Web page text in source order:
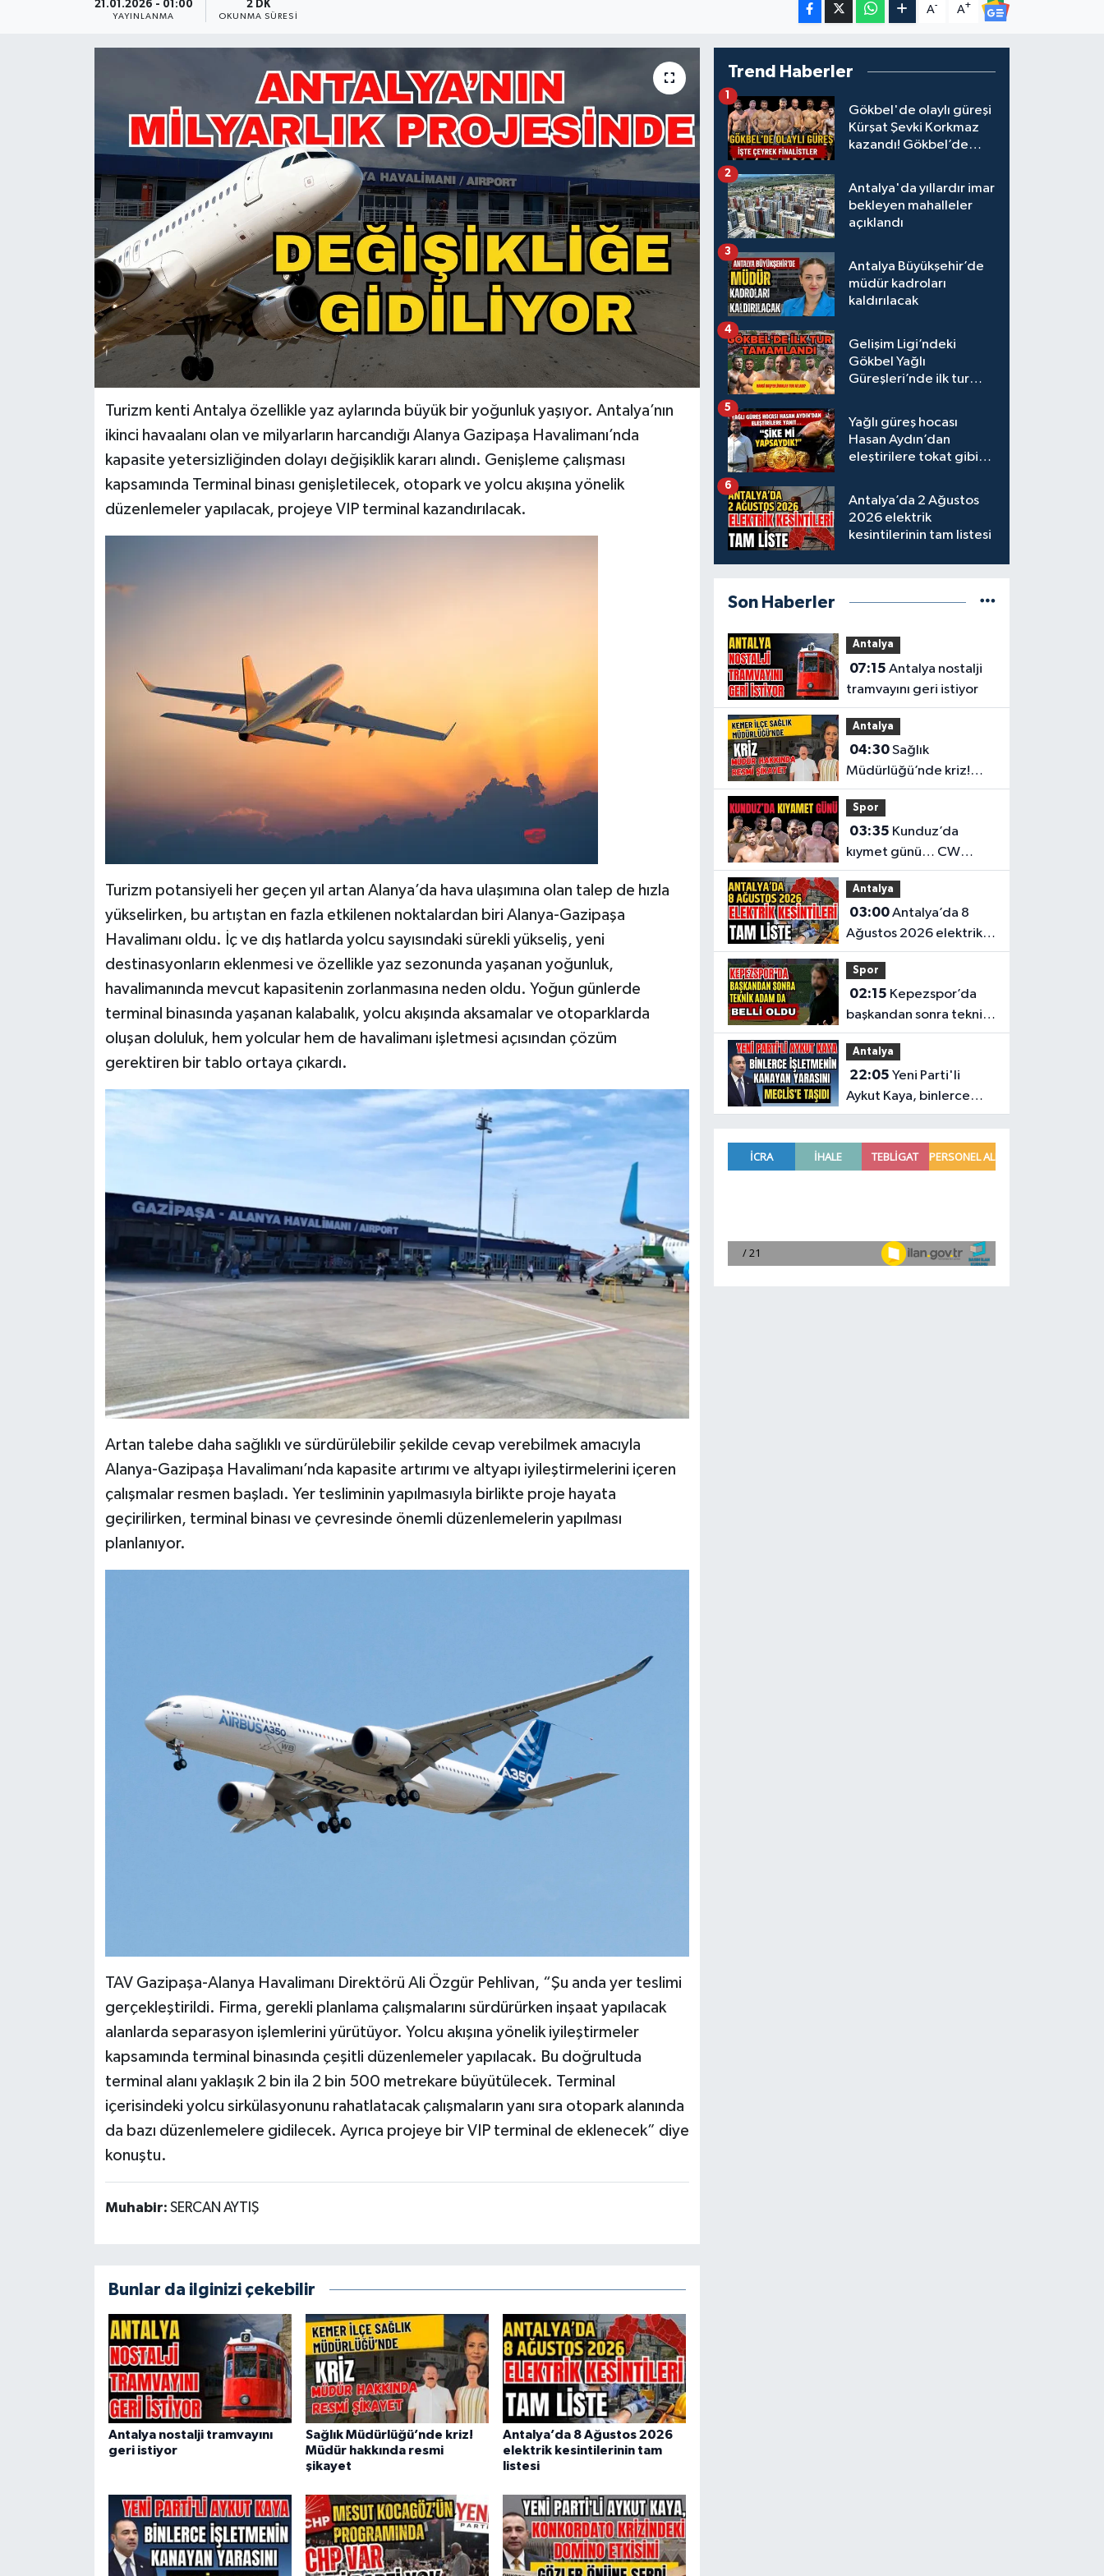
21.01.2026 - 01:00
YAYINLANMA
2 DK
OKUNMA SÜRESI
A- A+
Turizm kenti Antalya özellikle yaz aylarında büyük bir yoğunluk yaşıyor. Antalya’nın
ikinci havaalanı olan ve milyarların harcandığı Alanya Gazipaşa Havalimanı’nda
kapasite yetersizliğinden dolayı değişiklik kararı alındı. Genişleme çalışması
kapsamında Terminal binası genişletilecek, otopark ve yolcu akışına yönelik
düzenlemeler yapılacak, projeye VIP terminal kazandırılacak.
Turizm potansiyeli her geçen yıl artan Alanya’da hava ulaşımına olan talep de hızla
yükselirken, bu artıştan en fazla etkilenen noktalardan biri Alanya-Gazipaşa
Havalimanı oldu. İç ve dış hatlarda yolcu sayısındaki sürekli yükseliş, yeni
destinasyonların eklenmesi ve özellikle yaz sezonunda yaşanan yoğunluk,
havalimanında mevcut kapasitenin zorlanmasına neden oldu. Yoğun günlerde
terminal binasında yaşanan kalabalık, yolcu akışında aksamalar ve otoparklarda
oluşan doluluk, hem yolcular hem de havalimanı işletmesi açısından çözüm
gerektiren bir tablo ortaya çıkardı.
Artan talebe daha sağlıklı ve sürdürülebilir şekilde cevap verebilmek amacıyla
Alanya-Gazipaşa Havalimanı’nda kapasite artırımı ve altyapı iyileştirmelerini içeren
çalışmalar resmen başladı. Yer tesliminin yapılmasıyla birlikte proje hayata
geçirilirken, terminal binası ve çevresinde önemli düzenlemelerin yapılması
planlanıyor.
TAV Gazipaşa-Alanya Havalimanı Direktörü Ali Özgür Pehlivan, “Şu anda yer teslimi
gerçekleştirildi. Firma, gerekli planlama çalışmalarını sürdürürken inşaat yapılacak
alanlarda separasyon işlemlerini yürütüyor. Yolcu akışına yönelik iyileştirmeler
kapsamında terminal binasında çeşitli düzenlemeler yapılacak. Bu doğrultuda
terminal alanı yaklaşık 2 bin ila 2 bin 500 metrekare büyütülecek. Terminal
içerisindeki yolcu sirkülasyonunu rahatlatacak çalışmaların yanı sıra otopark alanında
da bazı düzenlemelere gidilecek. Ayrıca projeye bir VIP terminal de eklenecek” diye
konuştu.
Muhabir: SERCAN AYTIŞ
Bunlar da ilginizi çekebilir
Antalya nostalji tramvayını
geri istiyor
Sağlık Müdürlüğü’nde kriz!
Müdür hakkında resmi
şikayet
Antalya’da 8 Ağustos 2026
elektrik kesintilerinin tam
listesi
Trend Haberler
Gökbel'de olaylı güreşi
Kürşat Şevki Korkmaz
kazandı! Gökbel’de
Gürbüz elendi!
1
Antalya'da yıllardır imar
bekleyen mahalleler
açıklandı
2
Antalya Büyükşehir’de
müdür kadroları
kaldırılacak
3
Gelişim Ligi’ndeki
Gökbel Yağlı
Güreşleri’nde ilk tur
4
Yağlı güreş hocası
Hasan Aydın’dan
eleştirilere tokat gibi
5
Antalya’da 2 Ağustos
2026 elektrik
kesintilerinin tam listesi
6
Son Haberler
Antalya
07:15
tramvayını geri istiyor
Antalya
04:30Sağlık
Müdürlüğü’nde kriz!
Müdür hakkında resmi
şikayet
Spor
03:35
kıymet günü… CW
Enerji Yağlı Güreş
Ligi’nin 6. Etabı öncesi
nefesler tutuldu
Antalya
03:00Antalya’da 8
Ağustos 2026 elektrik
kesintilerinin tam listesi
Spor
02:15
başkandan sonra teknik
adam da belli oldu
Antalya
22:05
Aykut Kaya, binlerce
işletmenin kanayan
Resmi İlan
Sağlık & Yaşam
Siyaset